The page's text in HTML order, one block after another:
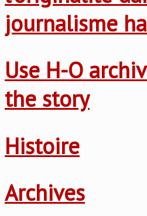
journalisme
Use H-O
the story
Histoire
Archives